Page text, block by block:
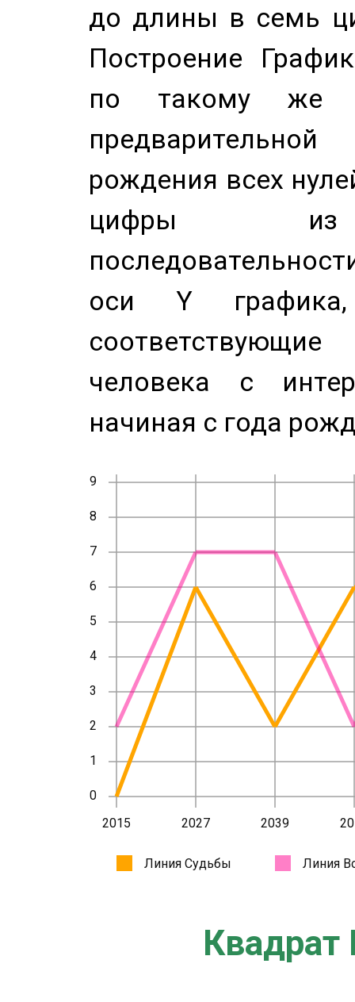
до длины в семь
Построение
по такому же
рождения всех
цифры из
оси Y
человека с
начиная с года
Квадрат